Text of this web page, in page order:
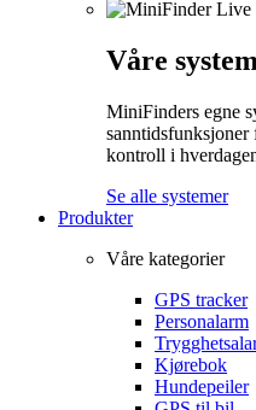
Våre
MiniFinders egne
kontroll i
Se alle systemer
Produkter
Våre kategorier
GPS tracker
Personalarm
Kjørebok
Hundepeiler